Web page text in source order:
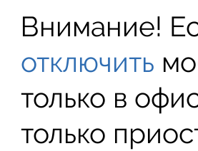
Внимание!
отключить
только в
только